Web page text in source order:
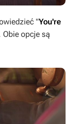
"You're
Obie opcje są